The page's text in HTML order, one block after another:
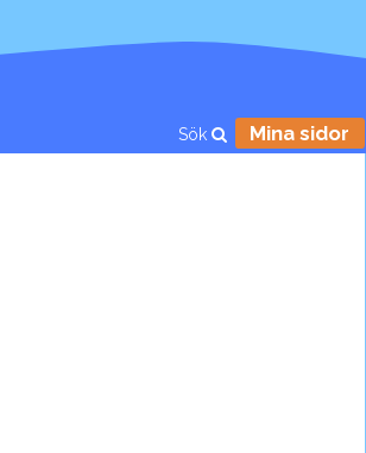
Sök Mina sidor